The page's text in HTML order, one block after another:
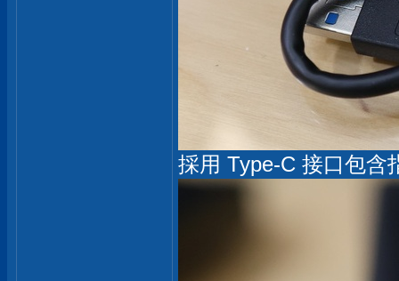
採用 Type-C 接口包含